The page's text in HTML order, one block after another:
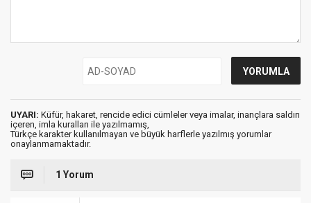
UYARI: Küfür, hakaret, rencide edici cümleler veya imalar, inançlara saldırı
içeren, imla kuralları ile yazılmamış,
Türkçe karakter kullanılmayan ve büyük harflerle yazılmış yorumlar
onaylanmamaktadır.
1 Yorum